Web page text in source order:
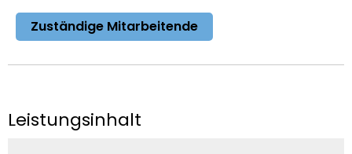
Zuständige Mitarbeitende
Leistungsinhalt